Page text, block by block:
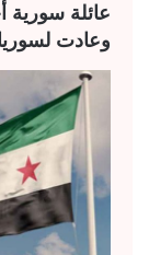
عائلة سورية
وعادت